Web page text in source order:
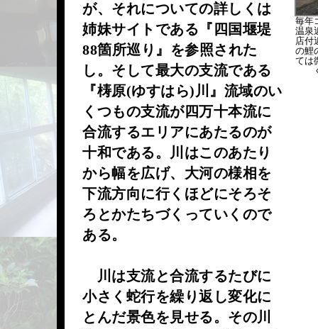
が、それについての詳しくは
姉妹サイトである『四国堰堤
88箇所巡り』を参照された
し。そして最大の支流である
『梼原(ゆすはら)川』流域のい
くつもの支流が四万十本流に
合流するエリアにあたるのが
十和である。川はこのあたり
から幅を広げ、大河の様相を
下流方向に行くほどにそろそ
ろとかたちづくっていくので
ある。
川は支流と合流するたびに
小さく蛇行を繰り返し変化に
とんだ景色を見せる。その川
毎年
温泉
店付
の鯉
ては